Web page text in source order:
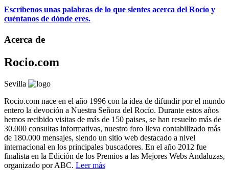
Escríbenos unas palabras de lo que sientes acerca del Rocío y
cuéntanos de dónde eres.
Acerca de
Rocio.com
Sevilla
Rocio.com nace en el año 1996 con la idea de difundir por el mundo
entero la devoción a Nuestra Señora del Rocío. Durante estos años
hemos recibido visitas de más de 150 paises, se han resuelto más de
30.000 consultas informativas, nuestro foro lleva contabilizado más
de 180.000 mensajes, siendo un sitio web destacado a nivel
internacional en los principales buscadores. En el año 2012 fue
finalista en la Edición de los Premios a las Mejores Webs Andaluzas,
organizado por ABC. Leer más